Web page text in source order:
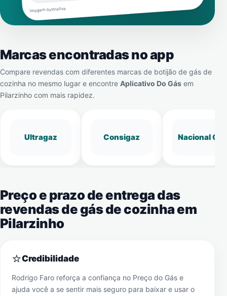
Imagem ilustrativa
Marcas encontradas no app
Compare revendas com diferentes marcas de botijão de gás de
cozinha no mesmo lugar e encontre Aplicativo Do Gás em
Pilarzinho com mais rapidez.
Ultragaz Consigaz Nacional Gás
Preço e prazo de entrega das
revendas de gás de cozinha em
Pilarzinho
⭐Credibilidade
Rodrigo Faro reforça a confiança no Preço do Gás e
ajuda você a se sentir mais seguro para baixar e usar o